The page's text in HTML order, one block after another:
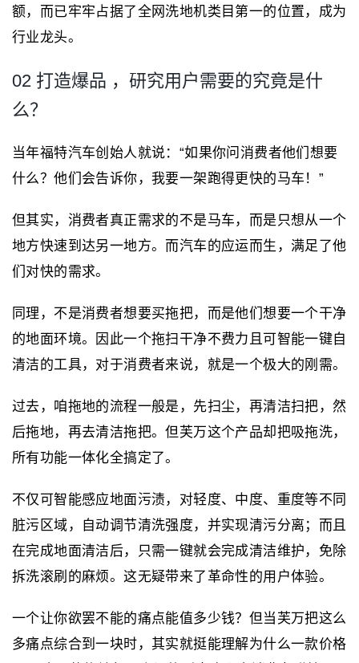
额，而已牢牢占据了全网洗地机类目第一的位置，成为
行业龙头。
02 打造爆品 ，研究用户需要的究竟是什
么？
当年福特汽车创始人就说：“如果你问消费者他们想要
什么？他们会告诉你，我要一架跑得更快的马车！”
但其实，消费者真正需求的不是马车，而是只想从一个
地方快速到达另一地方。而汽车的应运而生，满足了他
们对快的需求。
同理，不是消费者想要买拖把，而是他们想要一个干净
的地面环境。因此一个拖扫干净不费力且可智能一键自
清洁的工具，对于消费者来说，就是一个极大的刚需。
过去，咱拖地的流程一般是，先扫尘，再清洁扫把，然
后拖地，再去清洁拖把。但芙万这个产品却把吸拖洗，
所有功能一体化全搞定了。
不仅可智能感应地面污渍，对轻度、中度、重度等不同
脏污区域，自动调节清洗强度，并实现清污分离；而且
在完成地面清洁后，只需一键就会完成清洁维护，免除
拆洗滚刷的麻烦。这无疑带来了革命性的用户体验。
一个让你欲罢不能的痛点能值多少钱？但当芙万把这么
多痛点综合到一块时，其实就挺能理解为什么一款价格